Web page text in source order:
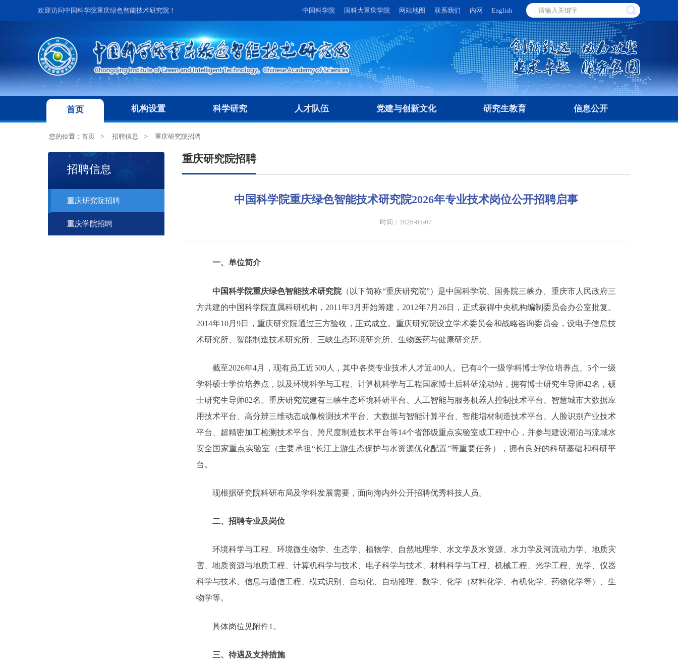
欢迎访问中国科学院重庆绿色智能技术研究院！ 中国科学院 国科大重庆学院 网站地图 联系我们 内网 English
首页 机构设置 科学研究 人才队伍 党建与创新文化 研究生教育 信息公开
您的位置：首页 招聘信息 重庆研究院招聘
招聘信息
重庆研究院招聘
重庆学院招聘
重庆研究院招聘
中国科学院重庆绿色智能技术研究院2026年专业技术岗位公开招聘启事
时间：2026-05-07
一、单位简介
中国科学院重庆绿色智能技术研究院（以下简称“重庆研究院”）是中国科学院、国务院三峡办、重庆市人民政府三
方共建的中国科学院直属科研机构， 2011年3月开始筹建， 2012年7月 26日，正式获得中央机构编制委员会办公室批复。
2014年10月9日，重庆研究院通过三方验收，正式成立。重庆研究院设立学术委员会和战略咨询委员会，设电子信息技
术研究所、智能制造技术研究所、三峡生态环境研究所、生物医药与健康研究所。
截至2026年4月，现有员工近500人，其中各类专业技术人才近400 人。已有4个一级学科博士学位培养点、 5个一级
学科硕士学位培养点，以及环境科学与工程、计算机科学与工程国家博士后科研流动站，拥有博士研究生导师42名，硕
士研究生导师82名。重庆研究院建有三峡生态环境科研平台、人工智能与服务机器人控制技术平台、智慧城市大数据应
用技术平台、高分辨三维动态成像检测技术平台、大数据与智能计算平台、智能增材制造技术平台、人脸识别产业技术
平台、超精密加工检测技术平台、跨尺度制造技术平台等14个省部级重点实验室或工程中心，并参与建设湖泊与流域水
安全国家重点实验室（主要承担“长江上游生态保护与水资源优化配置”等重要任务），拥有良好的科研基础和科研平
台。
现根据研究院科研布局及学科发展需要，面向海内外公开招聘优秀科技人员。
二、招聘专业及岗位
环境科学与工程、 环境微生物学、 生态学、 植物学、 自然地理学、水文学及水资源、水力学及河流动力学、 地质灾
害、地质资源与地质工程、 计算机科学与技术、电子科学与技术、材料科学与工程、机械工程、光学工程、 光学、 仪器
科学与技术、信息与通信工程、模式识别、
自动化、自动推理、数学、 化学 （材料化学、有机化学、药物化学等）
、生
物学等。
具体岗位见附件1 。
三、待遇及支持措施